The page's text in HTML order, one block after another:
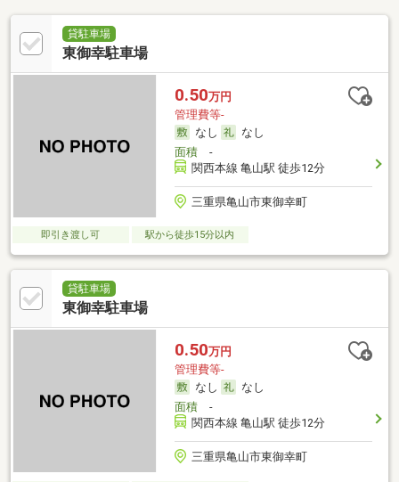
貸駐車場
東御幸駐車場
0.50万円
管理費等-
なし
なし
面積-
関西本線 亀山駅 徒歩12分
三重県亀山市東御幸町
即引き渡し可 駅から徒歩15分以内
貸駐車場
東御幸駐車場
0.50万円
管理費等-
なし
なし
面積-
関西本線 亀山駅 徒歩12分
三重県亀山市東御幸町